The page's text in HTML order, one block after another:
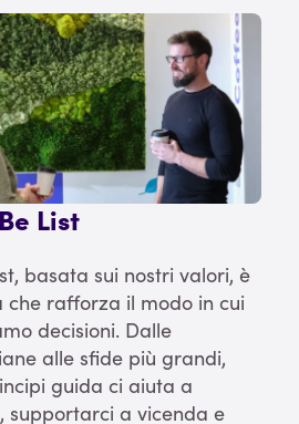
List
basata sui nostri valori, è
rafforza il modo in cui
decisioni. Dalle
alle sfide più grandi,
guida ci aiuta a
supportarci a vicenda e